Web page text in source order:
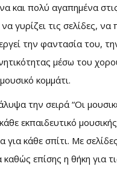
και πολύ αγαπημένα
γυρίζει τις σελίδες,
την φαντασία του,
μέσω του
κομμάτι.
την σειρά “Οι
εκπαιδευτικό
για κάθε σπίτι. Με
επίσης η θήκη για